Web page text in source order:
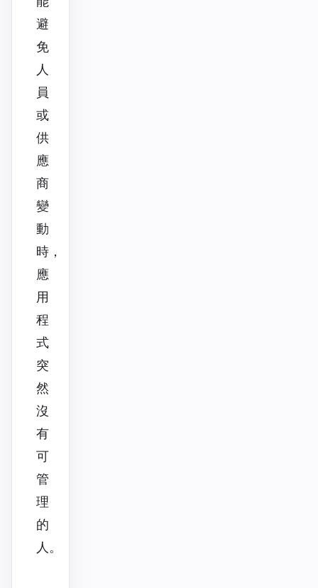
避
免
人
員
或
供
應
商
變
動
時，
應
用
程
式
突
然
沒
有
可
管
理
的
人。